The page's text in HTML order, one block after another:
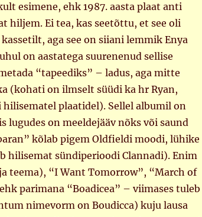
esimene, ehk 1987. aasta plaat anti
hiljem. Ei tea, kas seetõttu, et see oli
aga see on siiani lemmik Enya
on aastatega suurenenud sellise
“tapeediks” – ladus, aga mitte
(kohati on ilmselt süüdi ka hr Ryan,
plaatidel). Sellel albumil on
lugudes on meeldejääv nõks või saund
kõlab pigem Oldfieldi moodi, lühike
hilisemat sündiperioodi Clannadi). Enim
teema), “I Want Tomorrow”, “March of
parimana “Boadicea” – viimases tuleb
nimevorm on Boudicca) kuju lausa